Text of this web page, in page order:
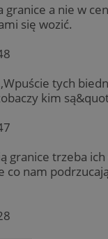
granice a nie w
się wozić.
tych
kim
granice trzeba ich
co nam